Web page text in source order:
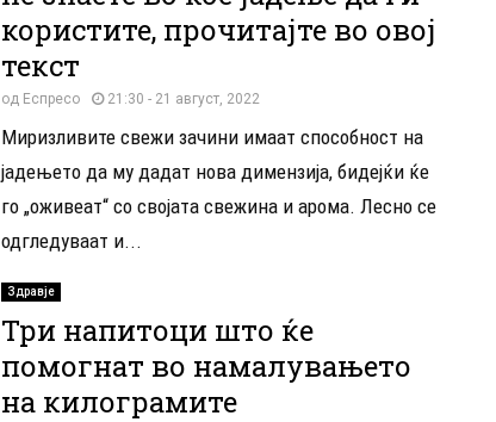
користите, прочитајте во овој
текст
од Еспресо 21:30 - 21 август, 2022
Миризливите свежи зачини имаат способност на
јадењето да му дадат нова димензија, бидејќи ќе
го „оживеат“ со својата свежина и арома. Лесно се
одгледуваат и...
Здравје
Три напитоци што ќе
помогнат во намалувањето
на килограмите